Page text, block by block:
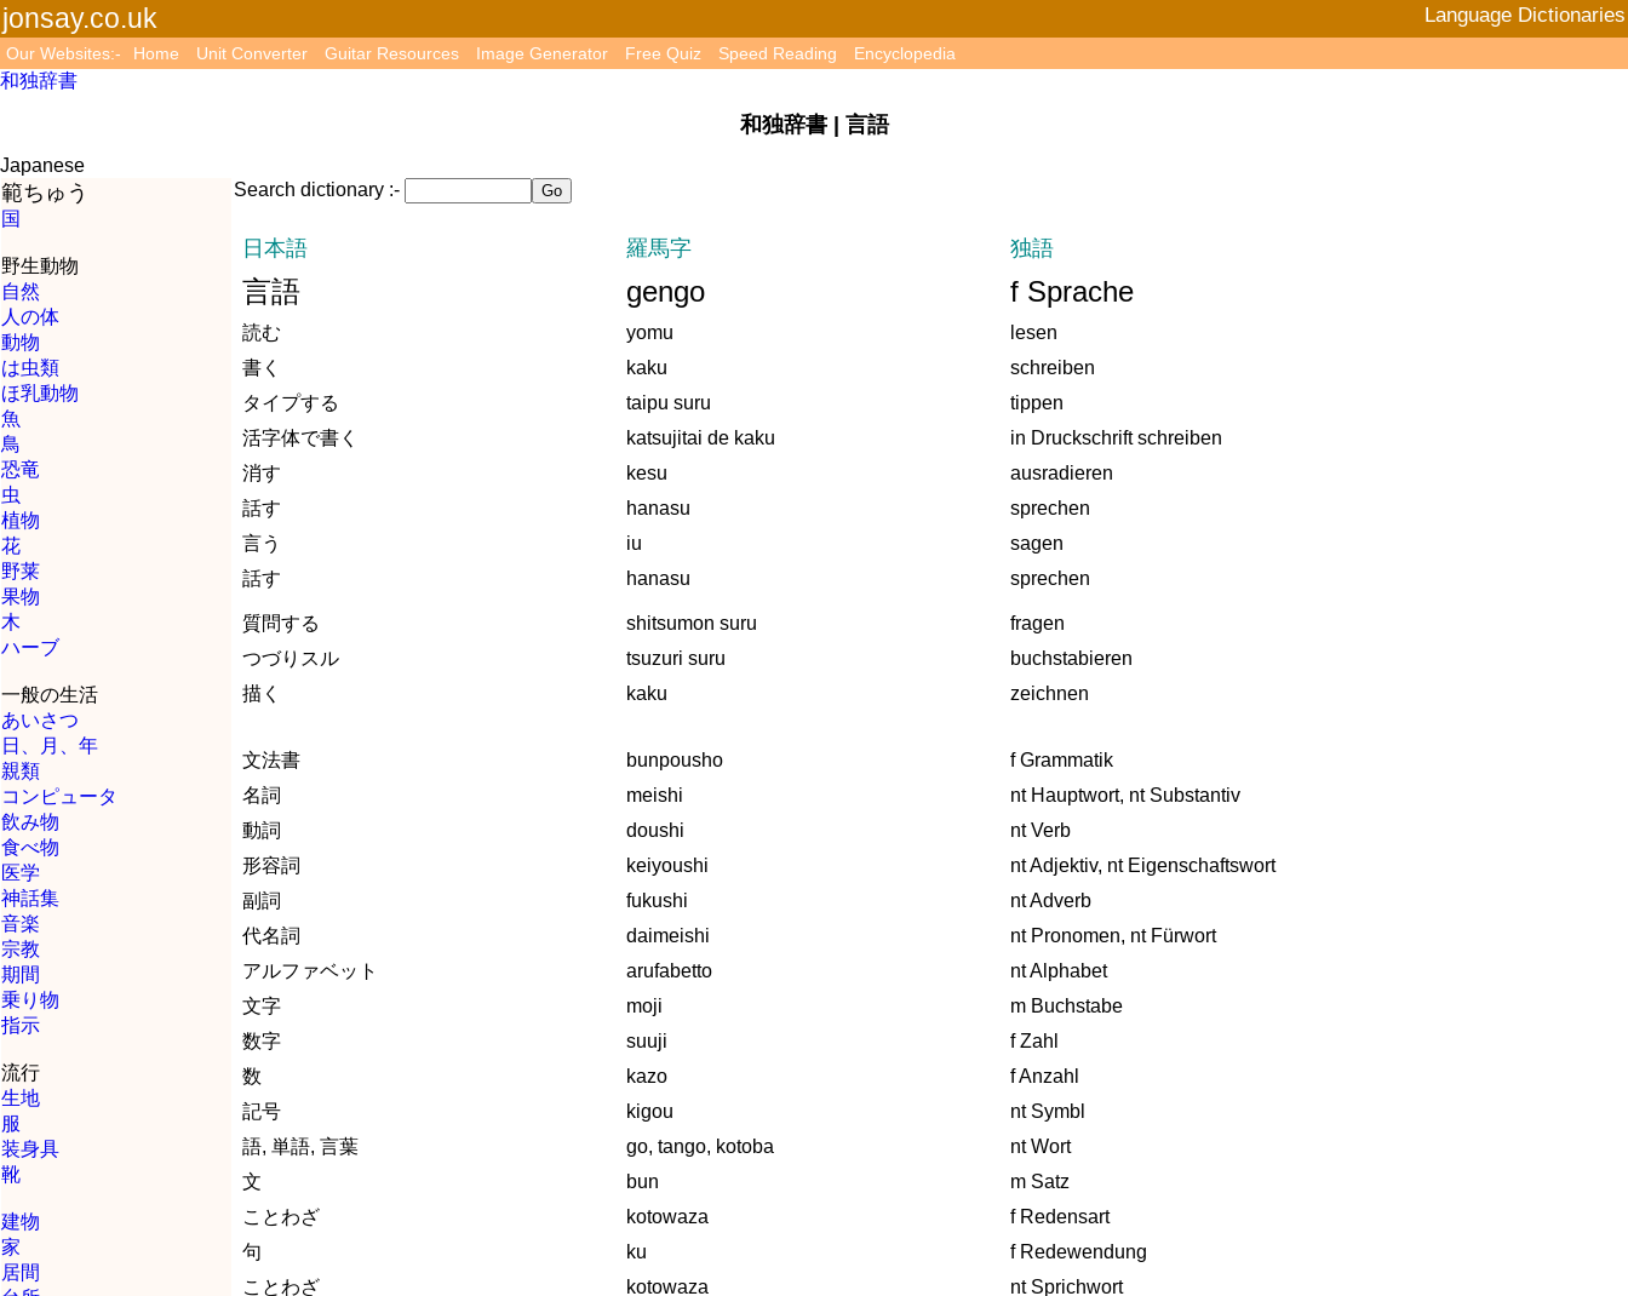
jonsay.co.uk Language Dictionaries
Our Websites:- Home Unit Converter Guitar Resources Image Generator Free Quiz Speed Reading Encyclopedia
和独辞書
和独辞書 | 言語
Japanese
範ちゅう
国
野生動物
自然
人の体
動物
は虫類
ほ乳動物
魚
鳥
恐竜
虫
植物
花
野莱
果物
木
ハーブ
一般の生活
あいさつ
日、月、年
親類
コンピュータ
飲み物
食べ物
医学
神話集
音楽
宗教
期間
乗り物
指示
流行
生地
服
装身具
靴
建物
家
居間
Search dictionary :-
日本語 羅馬字 独語
言語 gengo f Sprache
読む yomu
lesen
書く
kaku
schreiben
タイプする
taipu suru
tippen
活字体で書く
katsujitai de kaku
in Druckschrift schreiben
消す
kesu
ausradieren
話す
hanasu
sprechen
言う
iu
sagen
話す
hanasu sprechen
質問する shitsumon suru
fragen
つづりスル
tsuzuri suru
buchstabieren
描く
kaku zeichnen
文法書 bunpousho
f Grammatik
名詞
meishi
nt Hauptwort, nt Substantiv
動詞
doushi
nt Verb
形容詞
keiyoushi
nt Adjektiv, nt Eigenschaftswort
副詞
fukushi
nt Adverb
代名詞
daimeishi
nt Pronomen, nt Fürwort
アルファベット
arufabetto
nt Alphabet
文字
moji
m Buchstabe
数字
suuji
f Zahl
数
kazo
f Anzahl
記号
kigou
nt Symbl
語, 単語, 言葉
go, tango, kotoba
nt Wort
文
bun
m Satz
ことわざ
kotowaza
f Redensart
句
ku
f Redewendung
ことわざ
kotowaza
nt Sprichwort